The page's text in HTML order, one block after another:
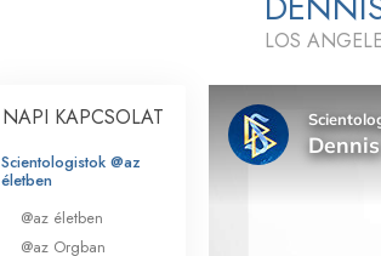
a
Ismerjen meg
Látogatás egy
A Szcientológia
LOS
NAPI KAPCSOLAT
Scientologistok @az
életben
@az életben
@az Orgban